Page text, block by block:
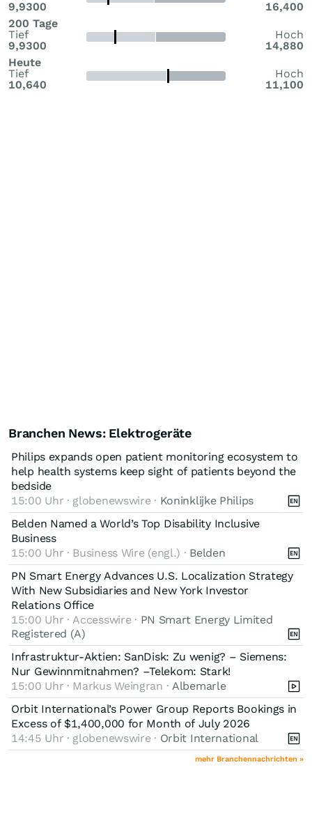
9,9300
16,400
200 Tage
Tief
9,9300
Hoch
14,880
Heute
Tief
10,640
Hoch
11,100
Branchen News: Elektrogeräte
Philips expands open patient monitoring ecosystem to
help health systems keep sight of patients beyond the
bedside
15:00 Uhr · globenewswire · Koninklijke Philips
Belden Named a World’s Top Disability Inclusive
Business
15:00 Uhr · Business Wire (engl.) · Belden
PN Smart Energy Advances U.S. Localization Strategy
With New Subsidiaries and New York Investor
Relations Office
15:00 Uhr · Accesswire · PN Smart Energy Limited
Registered (A)
Infrastruktur-Aktien: SanDisk: Zu wenig? – Siemens:
Nur Gewinnmitnahmen? –Telekom: Stark!
15:00 Uhr · Markus Weingran · Albemarle
Orbit International’s Power Group Reports Bookings in
Excess of $1,400,000 for Month of July 2026
14:45 Uhr · globenewswire · Orbit International
mehr Branchennachrichten »